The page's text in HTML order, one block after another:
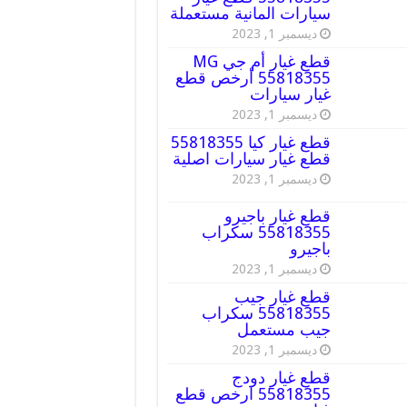
سيارات المانية مستعملة
ديسمبر 1, 2023
قطع غيار أم جي MG
55818355 أرخص قطع
غيار سيارات
ديسمبر 1, 2023
قطع غيار كيا 55818355
قطع غيار سيارات اصلية
ديسمبر 1, 2023
قطع غيار باجيرو
55818355 سكراب
باجيرو
ديسمبر 1, 2023
قطع غيار جيب
55818355 سكراب
جيب مستعمل
ديسمبر 1, 2023
قطع غيار دودج
55818355 ارخص قطع